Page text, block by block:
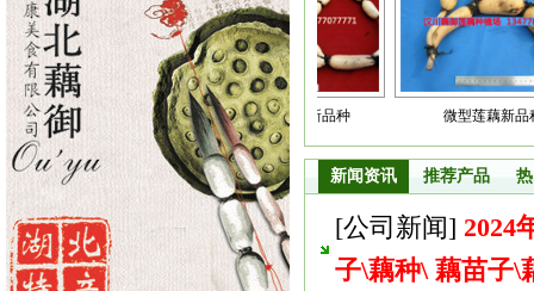
号莲藕新品种 鄂莲一号莲藕新品种 微型莲藕新品种
新闻资讯 推荐产品
[公司新闻] 2024
子\藕种\ 藕苗子\